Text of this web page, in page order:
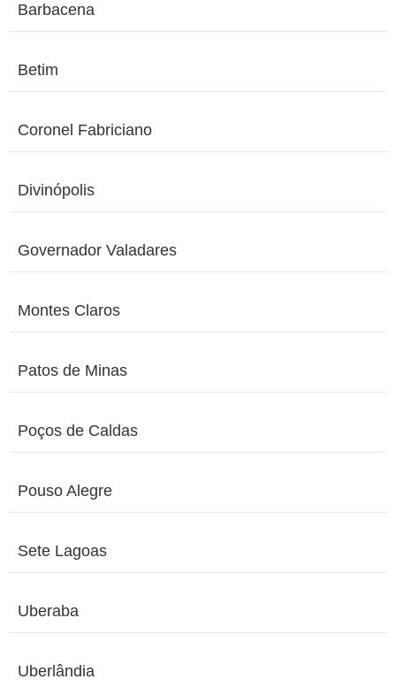
Barbacena
Betim
Coronel Fabriciano
Divinópolis
Governador Valadares
Montes Claros
Patos de Minas
Poços de Caldas
Pouso Alegre
Sete Lagoas
Uberaba
Uberlândia